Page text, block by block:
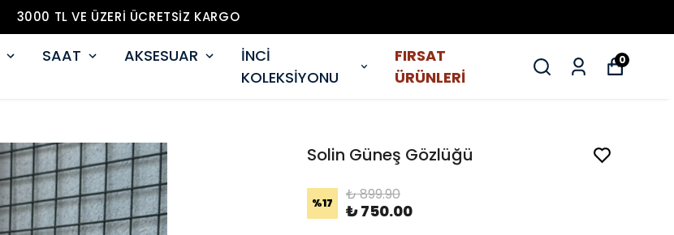
3000 TL VE ÜZERİ ÜCRETSİZ KARGO
SAAT AKSESUAR
İNCİ
KOLEKSİYONU
FIRSAT
ÜRÜNLERİ
0
Solin Güneş Gözlüğü
%17 ₺ 899.90
₺ 750.00